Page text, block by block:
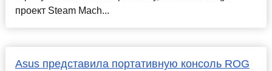
проект Steam Mach...
Asus представила портативную консоль ROG